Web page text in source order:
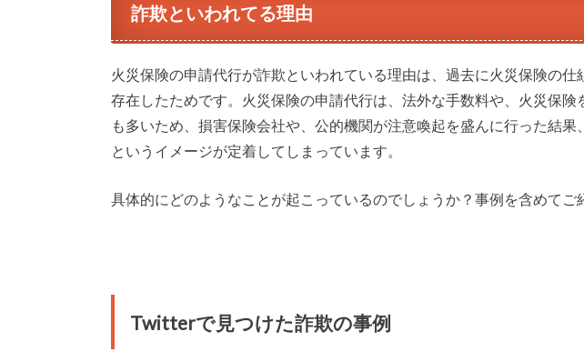
詐欺といわれてる理由
火災保険の申請代行が詐欺といわれている理由は、過去に火災保険の仕
存在したためです。火災保険の申請代行は、法外な手数料や、火災保険
も多いため、損害保険会社や、公的機関が注意喚起を盛んに行った結
というイメージが定着してしまっています。
具体的にどのようなことが起こっているのでしょうか？事例を含めてご
Twitterで見つけた詐欺の事例